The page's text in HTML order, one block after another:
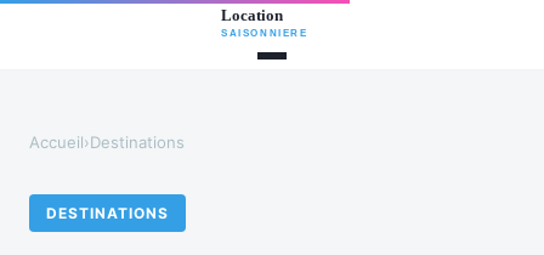
Accueil›Destinations
DESTINATIONS